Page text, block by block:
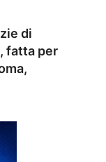
di
fatta per